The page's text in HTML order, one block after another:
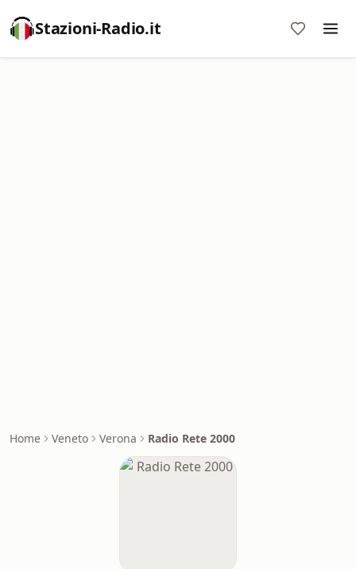
Stazioni-Radio.it
Home Veneto Verona Radio Rete 2000